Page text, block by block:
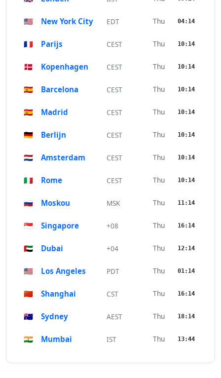
🇺🇸 New York City EDT Thu 04:14
🇫🇷 Parijs CEST Thu 10:14
🇩🇰 Kopenhagen CEST Thu 10:14
🇪🇸 Barcelona CEST Thu 10:14
🇪🇸 Madrid CEST Thu 10:14
🇩🇪 Berlijn CEST Thu 10:14
🇳🇱 Amsterdam CEST Thu 10:14
🇮🇹 Rome CEST Thu 10:14
🇷🇺 Moskou MSK Thu 11:14
🇸🇬 Singapore +08 Thu 16:14
🇦🇪 Dubai +04 Thu 12:14
🇺🇸 Los Angeles PDT Thu 01:14
🇨🇳 Shanghai CST Thu 16:14
🇦🇺 Sydney AEST Thu 18:14
🇮🇳 Mumbai IST Thu 13:44